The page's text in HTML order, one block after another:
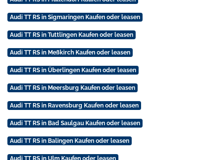
Audi TT RS in Sigmaringen Kaufen oder leasen
Audi TT RS in Tuttlingen Kaufen oder leasen
Audi TT RS in Meßkirch Kaufen oder leasen
Audi TT RS in Überlingen Kaufen oder leasen
Audi TT RS in Meersburg Kaufen oder leasen
Audi TT RS in Ravensburg Kaufen oder leasen
Audi TT RS in Bad Saulgau Kaufen oder leasen
Audi TT RS in Balingen Kaufen oder leasen
Audi TT RS in Ulm Kaufen oder leasen